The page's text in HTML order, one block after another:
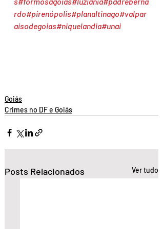
rdo#pirenópolis#planaltinago#valpar
aisodegoias#niquelandia#unai
Goiás
Crimes no DF e Goiás
Posts Relacionados Ver tudo